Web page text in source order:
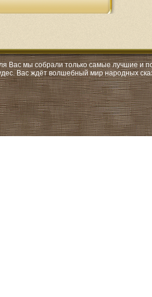
Вас мы собрали только самые лучшие и
Вас ждёт волшебный мир народных